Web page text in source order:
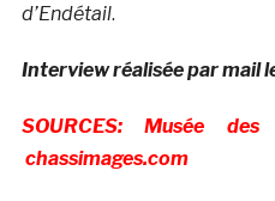
d’Endétail.
Interview réalisée par mail
SOURCES: Musée
chassimages.com